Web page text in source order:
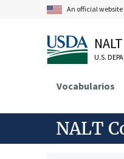
An official
U.S.
Vocabularios
NALT